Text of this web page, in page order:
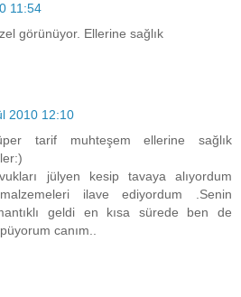
11:54
görünüyor. Ellerine sağlık
2010 12:10
tarif muhteşem ellerine sağlık
jülyen kesip tavaya alıyordum
ilave ediyordum .Senin
geldi en kısa sürede ben de
canım..